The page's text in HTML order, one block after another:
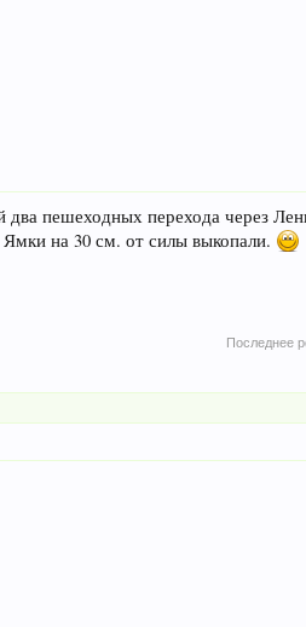
пешеходных перехода через
Ямки на 30 см. от силы выкопали.
Последнее